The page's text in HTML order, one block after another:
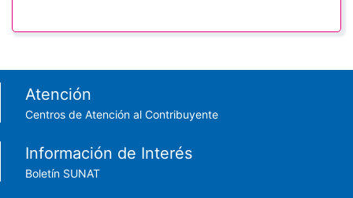
Footer menu
Atención
Centros de Atención al Contribuyente
Información de Interés
Boletín SUNAT